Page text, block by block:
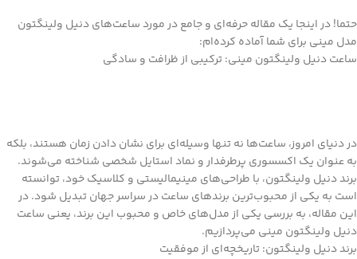
حتما! در اینجا یک مقاله حرفه‌ای و جامع در مورد ساعت‌های دنیل ولینگتون
مدل مینی برای شما آماده کرده‌ام:
ساعت دنیل ولینگتون مینی: ترکیبی از ظرافت و سادگی
در دنیای امروز، ساعت‌ها نه تنها وسیله‌ای برای نشان دادن زمان هستند، بلکه
به عنوان یک اکسسوری پرطرفدار و نماد استایل شخصی شناخته می‌شوند.
برند دنیل ولینگتون، با طراحی‌های مینیمالیستی و کلاسیک خود، توانسته
است به یکی از محبوب‌ترین برندهای ساعت در سراسر جهان تبدیل شود. در
این مقاله، به بررسی یکی از مدل‌های خاص و محبوب این برند، یعنی ساعت
دنیل ولینگتون مینی می‌پردازیم.
برند دنیل ولینگتون: تاریخچه‌ای از موفقیت